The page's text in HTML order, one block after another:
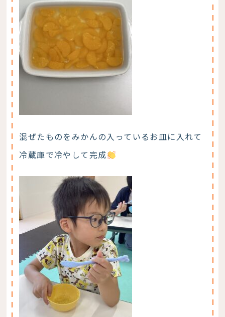
混ぜたものをみかんの入っているお皿に入れて
冷蔵庫で冷やして完成